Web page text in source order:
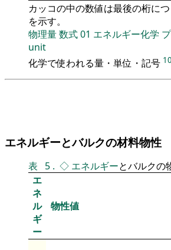
カッコの中の数値は最後の桁に
を示す。
物理量数式01 エネルギー化学
unit
化学で使われる量・単位・記号 10
エネルギーとバルクの材料物性
表 5 . ◇ エネルギーとバルクの
エ
ネ
ル
ギ
ー
物性値